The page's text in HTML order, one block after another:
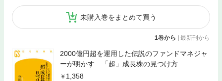
未購入巻をまとめて買う
1巻から 最新刊から
2000億円超を運用した伝説のファンドマネジャ
ーが明かす 「超」成長株の見つけ方
1,358